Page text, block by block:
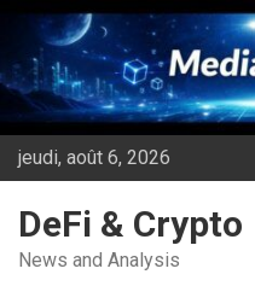
Aller
contenu
jeudi, août 6, 2026
DeFi & Crypto
News and Analysis